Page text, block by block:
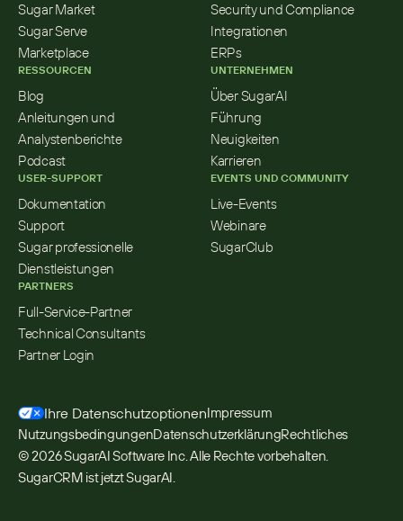
Sugar Market
Sugar Serve
Marketplace
RESSOURCEN
Blog
Anleitungen und
Analystenberichte
Podcast
USER-SUPPORT
Dokumentation
Support
Sugar professionelle
Dienstleistungen
PARTNERS
Full-Service-Partner
Technical Consultants
Partner Login
Security und Compliance
Integrationen
ERPs
UNTERNEHMEN
Über SugarAI
Führung
Neuigkeiten
Karrieren
EVENTS UND COMMUNITY
Live-Events
Webinare
SugarClub
Ihre DatenschutzoptionenImpressum
NutzungsbedingungenDatenschutzerklärungRechtliches
© 2026 SugarAI Software Inc. Alle Rechte vorbehalten.
SugarCRM ist jetzt SugarAI.